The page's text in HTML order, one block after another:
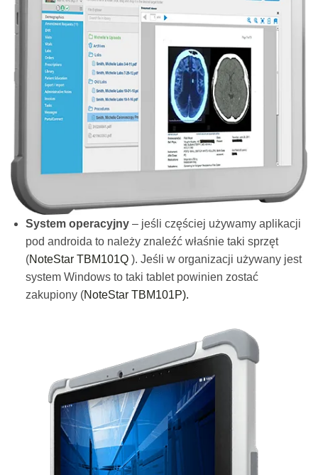
System operacyjny– jeśli częściej używamy aplikacji
pod androida to należy znaleźć właśnie taki sprzęt
(NoteStar TBM101Q). Jeśli w organizacji używany jest
system Windows to taki tablet powinien zostać
zakupiony (NoteStar TBM101P).